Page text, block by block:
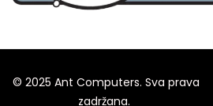
© 2025 Ant Computers. Sva prava
zadržana.